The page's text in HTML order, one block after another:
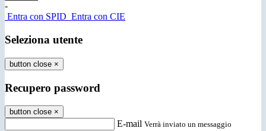
-
Entra con SPID Entra con CIE
Seleziona utente
button close ×
Recupero password
button close ×
E-mail Verrà inviato un messaggio